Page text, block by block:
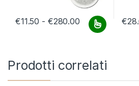
€11.50 - €280.00Fascia di
Questo prodotto ha più varianti. Le
€
Prodotti correlati